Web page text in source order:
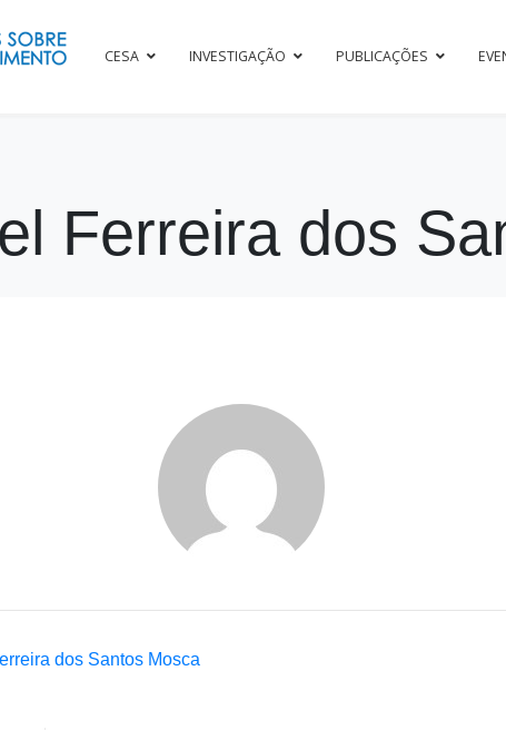
CESA INVESTIGAÇÃO PUBLICAÇÕES
Ferreira dos
dos Santos Mosca